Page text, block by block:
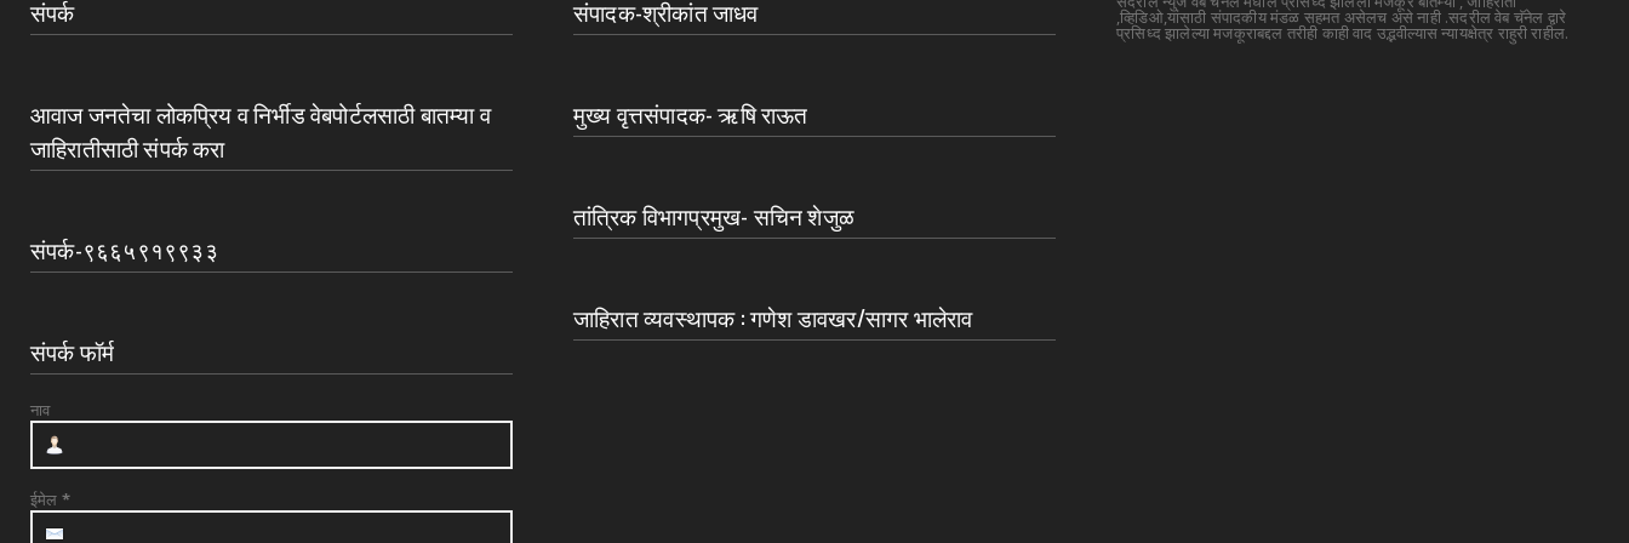
संपर्क
आवाज जनतेचा लोकप्रिय व निर्भीड वेबपोर्टलसाठी बातम्या व
जाहिरातीसाठी संपर्क करा
संपर्क-९६६५९१९९३३
संपर्क फॉर्म
नाव
ईमेल *
संपादक-श्रीकांत जाधव
मुख्य वृत्तसंपादक- ऋषि राऊत
तांत्रिक विभागप्रमुख- सचिन शेजुळ
जाहिरात व्यवस्थापक : गणेश डावखर/सागर भालेराव
,व्हिडिओ,यांसाठी संपादकीय मंडळ सहमत असेलच असे नाही .सदरील वेब चॅनेल द्वारे
प्रसिध्द झालेल्या मजकूराबद्दल तरीही काही वाद उद्भवील्यास न्यायक्षेत्र राहुरी राहील.